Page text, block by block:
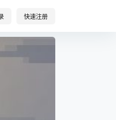
快速注册